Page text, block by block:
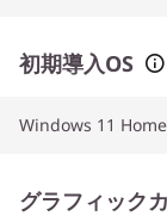
初期導入OS
Windows 11
グラフィック